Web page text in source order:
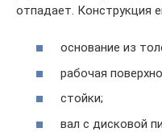
отпадает. Конструкция
основание из
рабочая
стойки;
вал с дисковой